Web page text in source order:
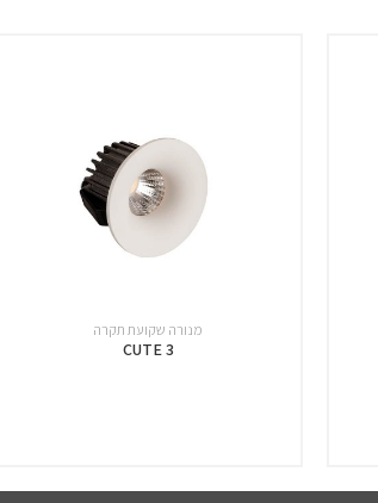
מנורה שקועת תקרה
CUTE 3